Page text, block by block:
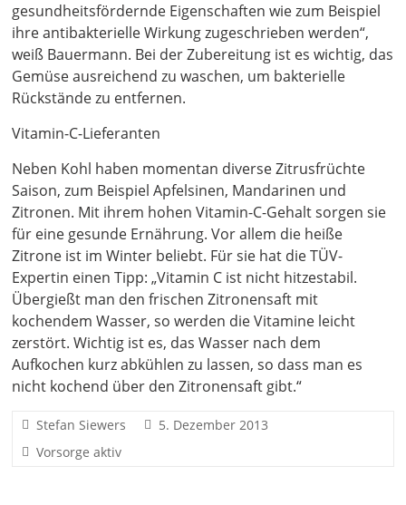
gesundheitsfördernde Eigenschaften wie zum Beispiel
ihre antibakterielle Wirkung zugeschrieben werden“,
weiß Bauermann. Bei der Zubereitung ist es wichtig, das
Gemüse ausreichend zu waschen, um bakterielle
Rückstände zu entfernen.
Vitamin-C-Lieferanten
Neben Kohl haben momentan diverse Zitrusfrüchte
Saison, zum Beispiel Apfelsinen, Mandarinen und
Zitronen. Mit ihrem hohen Vitamin-C-Gehalt sorgen sie
für eine gesunde Ernährung. Vor allem die heiße
Zitrone ist im Winter beliebt. Für sie hat die TÜV-
Expertin einen Tipp: „Vitamin C ist nicht hitzestabil.
Übergießt man den frischen Zitronensaft mit
kochendem Wasser, so werden die Vitamine leicht
zerstört. Wichtig ist es, das Wasser nach dem
Aufkochen kurz abkühlen zu lassen, so dass man es
nicht kochend über den Zitronensaft gibt.“
Stefan Siewers
5. Dezember 2013
Vorsorge aktiv